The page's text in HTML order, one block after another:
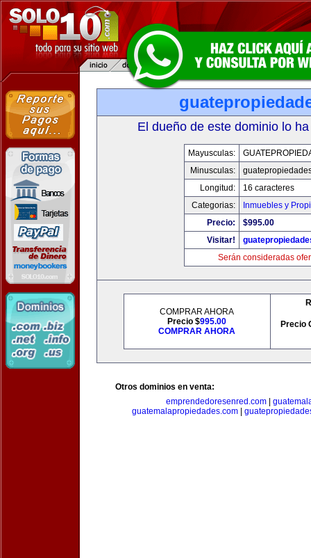
El dueño de este dominio lo
Mayusculas:
Minusculas:
Longitud:
16 caracteres
Categorias:
Inmuebles y
Precio:
$995.00
Visitar!
Serán consideradas
COMPRAR AHORA
Precio $995.00
COMPRAR AHORA
Precio
Otros dominios en venta:
emprendedoresenred.com|
guatemalapropiedades.com|